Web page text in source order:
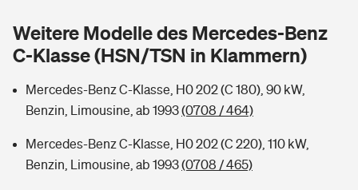
Hochwasser-Check: Wie gefährdet ist Ihr Haus?
Wer versichert was: Jetzt Versicherer finden
Sie haben Fragen?
Private Cyberversicherung
Musikinstrumentenversicherung
Zur Übersicht
Tools
Rentenrechner: Wie viel Geld bekomme ich im Alter?
Weitere Modelle des Mercedes-Benz
C-Klasse (HSN/TSN in Klammern)
Mercedes-Benz C-Klasse, H0 202 (C 180), 90 kW,
Benzin, Limousine, ab 1993(0708 / 464)
Mercedes-Benz C-Klasse, H0 202 (C 220), 110 kW,
Benzin, Limousine, ab 1993(0708 / 465)